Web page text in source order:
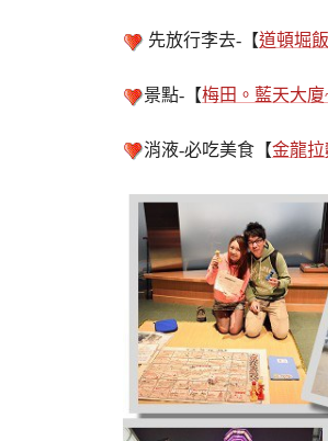
先放行李去-【道頓堀
景點-【梅田。藍天大
消液-必吃美食【金龍拉